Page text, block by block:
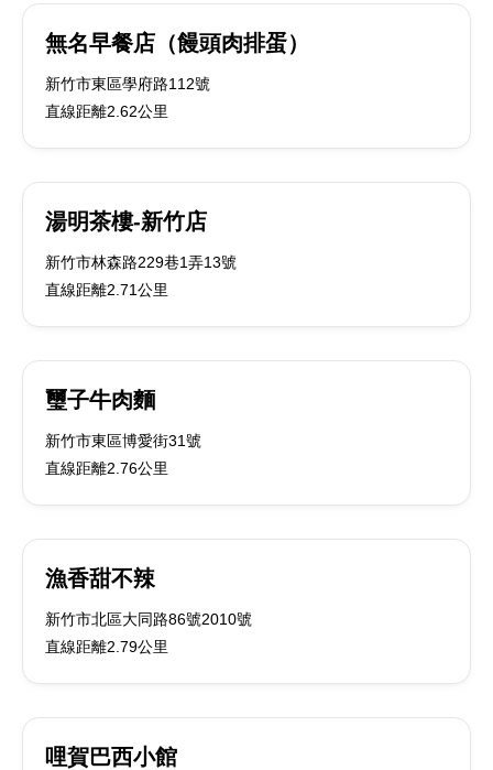
無名早餐店（饅頭肉排蛋）
新竹市東區學府路112號
直線距離2.62公里
湯明茶樓-新竹店
新竹市林森路229巷1弄13號
直線距離2.71公里
璽子牛肉麵
新竹市東區博愛街31號
直線距離2.76公里
漁香甜不辣
新竹市北區大同路86號2010號
直線距離2.79公里
哩賀巴西小館